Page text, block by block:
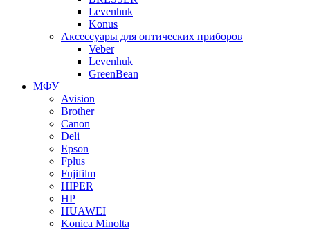
Levenhuk
Konus
Аксессуары для оптических приборов
Veber
Levenhuk
GreenBean
МФУ
Avision
Brother
Canon
Deli
Epson
Fplus
Fujifilm
HIPER
HP
HUAWEI
Konica Minolta